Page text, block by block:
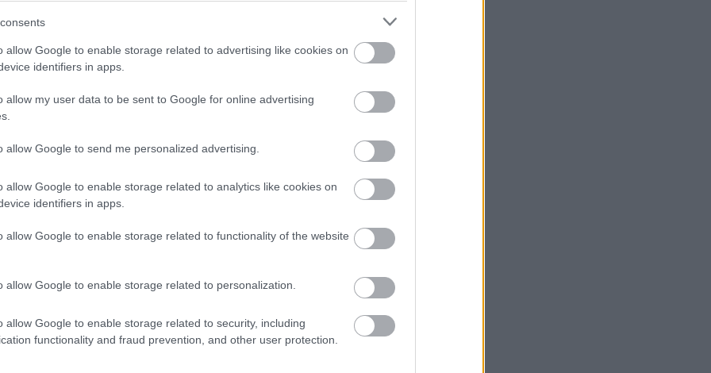
allow Google to enable storage related to advertising like cookies on
identifiers in apps.
allow my user data to be sent to Google for online advertising
allow Google to send me personalized advertising.
allow Google to enable storage related to analytics like cookies on
identifiers in apps.
allow Google to enable storage related to functionality of the website
allow Google to enable storage related to personalization.
allow Google to enable storage related to security, including
functionality and fraud prevention, and other user protection.
17-szer is megszökjön.
partizik és hűsöl. Két merőkanállal
mint egy nagyvilági
rejlik a varázsa, és egyúttal a
hidegvérű, traumatikus
az átveréshez, és ha
választja.
miért nem róla van
lenne, és „még jól is hangzana”.
bántalmazó kapcsolatot,
és való, az 1973-as stockholmi
az Olofsson-varázs kerítette az